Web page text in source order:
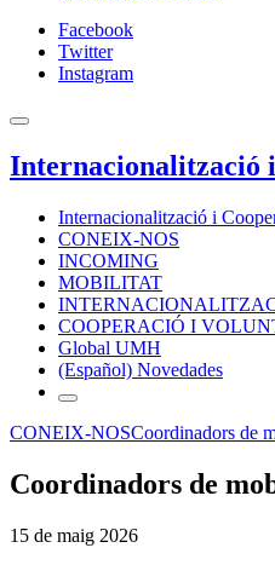
Facebook
Twitter
Instagram
Internacionalització
Internacionalització i
CONEIX-NOS
INCOMING
MOBILITAT
COOPERACIÓ I
Global UMH
(Español) Novedades
CONEIX-NOSCoordinadors de
Coordinadors de
15 de maig 2026